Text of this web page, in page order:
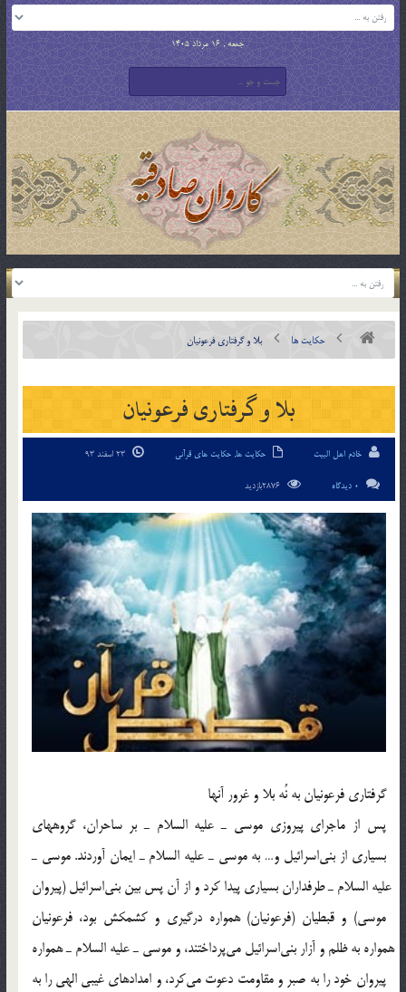
جمعه , 16 مرداد 1405
حکایت ها بلا و گرفتاری فرعونيان
بلا و گرفتاری فرعونيان
خادم اهل البیت حکایت ها, حکایت های قرآنی
0 دیدگاه
گرفتاري فرعونيان به نُه بلا و غرور آنها
پس از ماجراي پيروزي موسي ـ عليه السلام ـ بر ساحران، گروههاي
بسياري از بني‎اسرائيل و… به موسي ـ عليه السلام ـ ايمان آوردند. موسي ـ
عليه السلام ـ طرفداران بسياري پيدا كرد و از آن پس بين بني‎اسرائيل (پيروان
موسي) و قبطيان (فرعونيان) همواره درگيري و كشمكش بود، فرعونيان
همواره به ظلم و آزار بني‎اسرائيل مي‎پرداختند، و موسي ـ عليه السلام ـ همواره
پيروان خود را به صبر و مقاومت دعوت مي‎كرد، و امدادهاي غيبي الهي را به